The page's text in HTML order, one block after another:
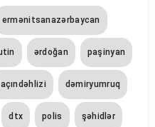
ermənitsanazərbaycan
ərdoğan paşinyan
laçındəhlizi dəmiryumruq
dtx polis şəhidlər